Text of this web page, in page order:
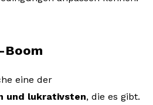
Boom
eine der
und lukrativsten, die es gibt.